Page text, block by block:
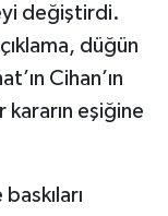
değiştirdi.
düğün
Cihan’ın
kararın eşiğine